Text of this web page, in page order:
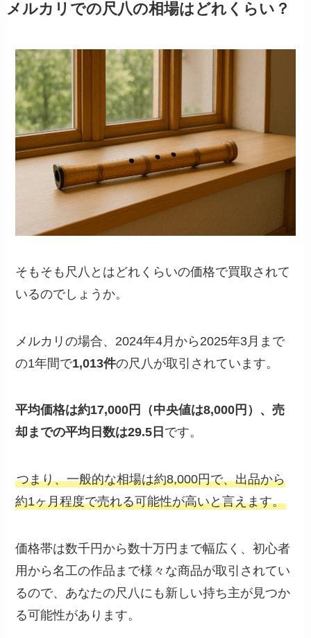
メルカリでの尺八の相場はどれくらい？
そもそも尺八とはどれくらいの価格で買取されて
いるのでしょうか。
メルカリの場合、2024年4月から2025年3月まで
の1年間で1,013件の尺八が取引されています。
平均価格は約17,000円（中央値は8,000円）、売
却までの平均日数は29.5日 です。
つまり、一般的な相場は約8,000円で、出品から
約1ヶ月程度で売れる可能性が高いと言えます。
価格帯は数千円から数十万円まで幅広く、初心者
用から名工の作品まで様々な商品が取引されてい
るので、あなたの尺八にも新しい持ち主が見つか
る可能性があります。